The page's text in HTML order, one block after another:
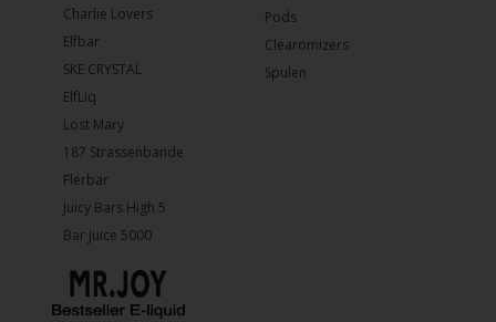
Pods
Clearomizers
Spulen
Charlie Lovers
Elfbar
SKE CRYSTAL
ElfLiq
Lost Mary
187 Strassenbande
Flerbar
Juicy Bars High 5
Bar Juice 5000